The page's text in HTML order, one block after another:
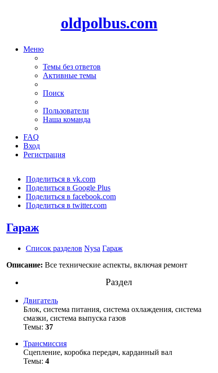
oldpolbus.com
Меню
Темы без ответов
Активные темы
Поиск
Пользователи
Наша команда
FAQ
Вход
Регистрация
Поделиться в vk.com
Поделиться в Google Plus
Поделиться в facebook.com
Поделиться в twitter.com
Гараж
Список разделов Nysa Гараж
Описание: Все технические аспекты, включая ремонт
Раздел
Двигатель
Блок, система питания, система охлаждения, система
смазки, система выпуска газов
Темы: 37
Трансмиссия
Сцепление, коробка передач, карданный вал
Темы: 4